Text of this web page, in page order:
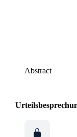
Abstract